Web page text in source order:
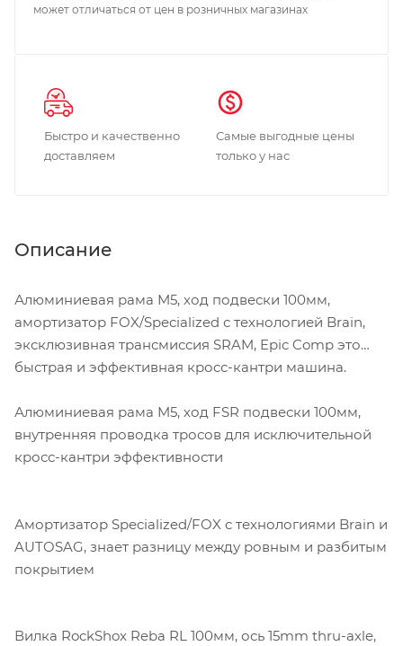
может отличаться от цен в розничных магазинах
Быстро и качественно
доставляем
Самые выгодные цены
только у нас
Описание
Алюминиевая рама M5, ход подвески 100мм,
амортизатор FOX/Specialized с технологией Brain,
эксклюзивная трансмиссия SRAM, Epic Comp это
быстрая и эффективная кросс-кантри машина.
Алюминиевая рама M5, ход FSR подвески 100мм,
внутренняя проводка тросов для исключительной
кросс-кантри эффективности
Амортизатор Specialized/FOX с технологиями Brain и
AUTOSAG, знает разницу между ровным и разбитым
покрытием
Вилка RockShox Reba RL 100мм, ось 15mm thru-axle,